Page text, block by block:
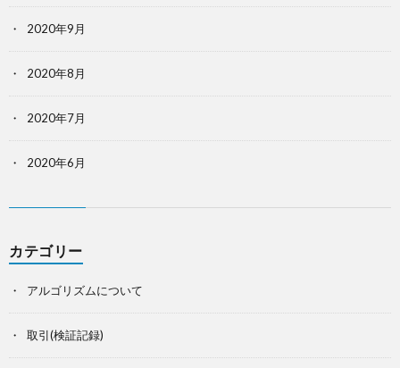
2020年9月
2020年8月
2020年7月
2020年6月
カテゴリー
アルゴリズムについて
取引(検証記録)